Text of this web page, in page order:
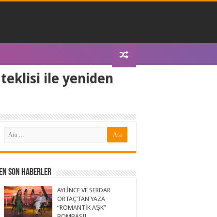
ile yeniden
Son Haberler
AYLİNCE VE SERDAR
ORTAÇ’TAN YAZA
“ROMANTİK AŞK”